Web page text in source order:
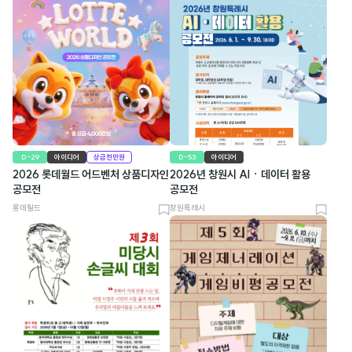
D-29 아이디어 상금천만원
2026 롯데월드 어드벤처 상품디자인
공모전
롯데월드
북
마
크
D-53 아이디어
2026년 창원시 AIㆍ데이터 활용
공모전
창원특례시
북
마
크